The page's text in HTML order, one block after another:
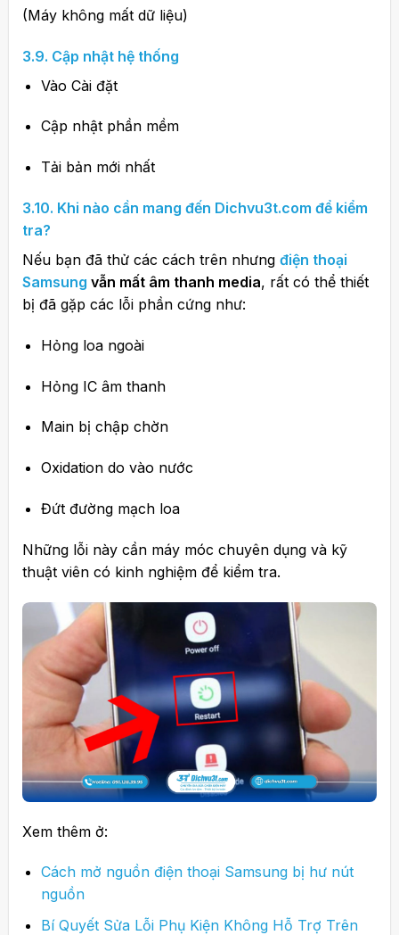
(Máy không mất dữ liệu)
3.9. Cập nhật hệ thống
Vào Cài đặt
Cập nhật phần mềm
Tải bản mới nhất
3.10. Khi nào cần mang đến Dichvu3t.com để kiểm
tra?
Nếu bạn đã thử các cách trên nhưng điện thoại
Samsung vẫn mất âm thanh media, rất có thể thiết
bị đã gặp các lỗi phần cứng như:
Hỏng loa ngoài
Hỏng IC âm thanh
Main bị chập chờn
Oxidation do vào nước
Đứt đường mạch loa
Những lỗi này cần máy móc chuyên dụng và kỹ
thuật viên có kinh nghiệm để kiểm tra.
Xem thêm ở:
Cách mở nguồn điện thoại Samsung bị hư nút
nguồn
Bí Quyết Sửa Lỗi Phụ Kiện Không Hỗ Trợ Trên